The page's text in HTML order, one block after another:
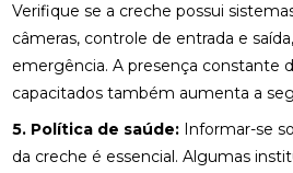
Verifique se a creche possui
câmeras, controle de entrada e
emergência. A presença constante
capacitados também aumenta a
5. Política de saúde: Informar-se
da creche é essencial. Algumas